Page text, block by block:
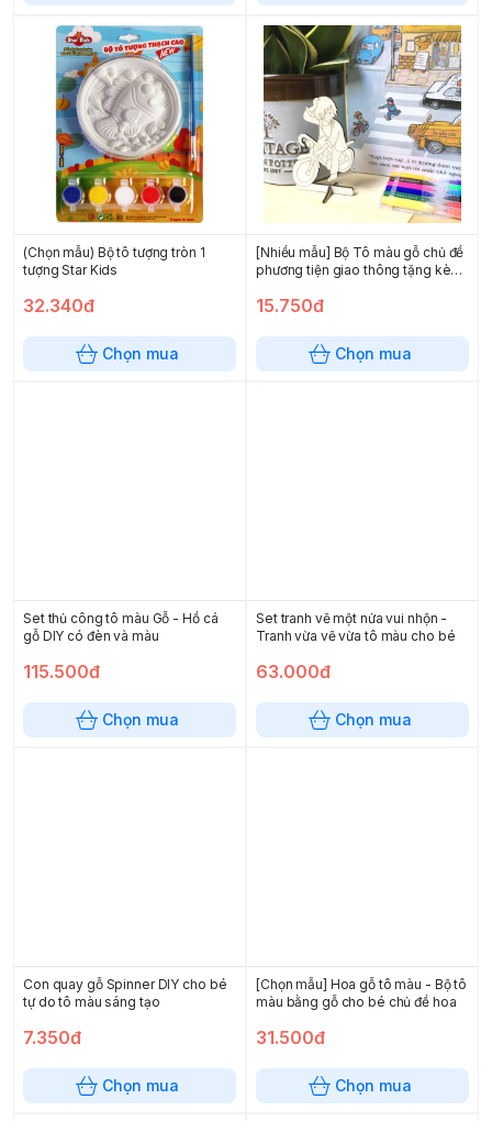
(Chọn mẫu) Bộ tô tượng tròn 1
tượng Star Kids
32.340đ
Chọn mua
[Nhiều mẫu] Bộ Tô màu gỗ chủ đề
phương tiện giao thông tặng kèm
15.750đ
Chọn mua
Set thủ công tô màu Gỗ - Hồ cá
gỗ DIY có đèn và màu
115.500đ
Chọn mua
Set tranh vẽ một nửa vui nhộn -
Tranh vừa vẽ vừa tô màu cho bé
63.000đ
Chọn mua
Con quay gỗ Spinner DIY cho bé
tự do tô màu sáng tạo
7.350đ
Chọn mua
[Chọn mẫu] Hoa gỗ tô màu - Bộ tô
màu bằng gỗ cho bé chủ đề hoa
31.500đ
Chọn mua